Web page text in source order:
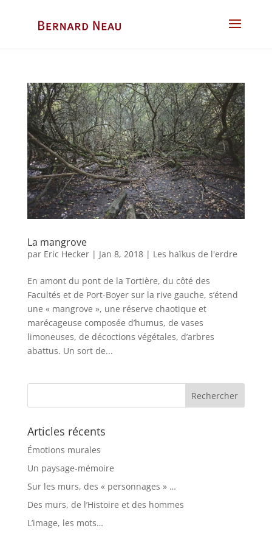
La mangrove
par Eric Hecker| Jan 8, 2018| Les haïkus de l'erdre
En amont du pont de la Tortière, du côté des
Facultés et de Port-Boyer sur la rive gauche, s’étend
une « mangrove », une réserve chaotique et
marécageuse composée d’humus, de vases
limoneuses, de décoctions végétales, d’arbres
abattus. Un sort de...
Articles récents
Émotions murales
Un paysage-mémoire
Sur les murs, des « personnages » …
Des murs, de l’Histoire et des hommes
L’image, les mots…